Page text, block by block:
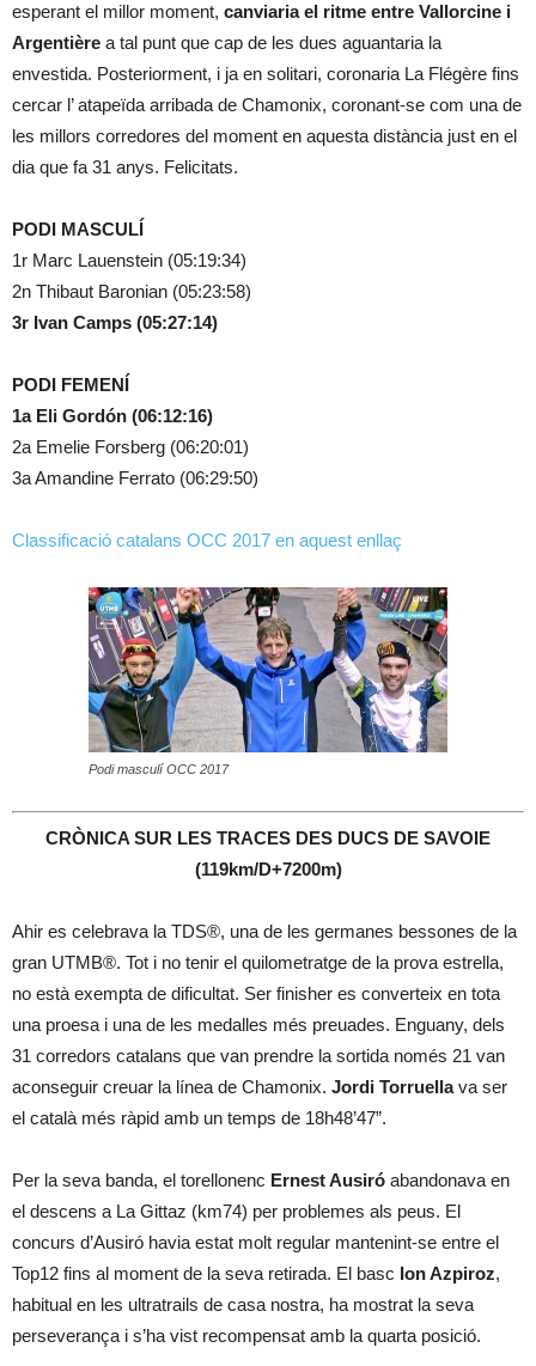
esperant el millor moment, canviaria el ritme entre Vallorcine i
Argentière a tal punt que cap de les dues aguantaria la
envestida. Posteriorment, i ja en solitari, coronaria La Flégère fins
cercar l’ atapeïda arribada de Chamonix, coronant-se com una de
les millors corredores del moment en aquesta distància just en el
dia que fa 31 anys. Felicitats.
PODI MASCULÍ
1r Marc Lauenstein (05:19:34)
2n Thibaut Baronian (05:23:58)
3r Ivan Camps (05:27:14)
PODI FEMENÍ
1a Eli Gordón (06:12:16)
2a Emelie Forsberg (06:20:01)
3a Amandine Ferrato (06:29:50)
Classificació catalans OCC 2017 en aquest enllaç
Podi masculí OCC 2017
CRÒNICA SUR LES TRACES DES DUCS DE SAVOIE
(119km/D+7200m)
Ahir es celebrava la TDS®, una de les germanes bessones de la
gran UTMB®. Tot i no tenir el quilometratge de la prova estrella,
no està exempta de dificultat. Ser finisher es converteix en tota
una proesa i una de les medalles més preuades. Enguany, dels
31 corredors catalans que van prendre la sortida només 21 van
aconseguir creuar la línea de Chamonix. Jordi Torruellava ser
el català més ràpid amb un temps de 18h48’47”.
Per la seva banda, el torellonenc Ernest Ausiró abandonava en
el descens a La Gittaz (km74) per problemes als peus. El
concurs d’Ausiró havia estat molt regular mantenint-se entre el
Top12 fins al moment de la seva retirada. El basc Ion Azpiroz,
habitual en les ultratrails de casa nostra, ha mostrat la seva
perseverança i s’ha vist recompensat amb la quarta posició.